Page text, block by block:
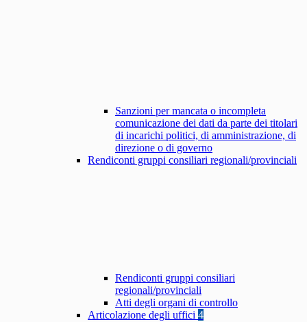
Sanzioni per mancata o incompleta
comunicazione dei dati da parte dei titolari
di incarichi politici, di amministrazione, di
direzione o di governo
Rendiconti gruppi consiliari regionali/provinciali
Rendiconti gruppi consiliari
regionali/provinciali
Atti degli organi di controllo
Articolazione degli uffici 4